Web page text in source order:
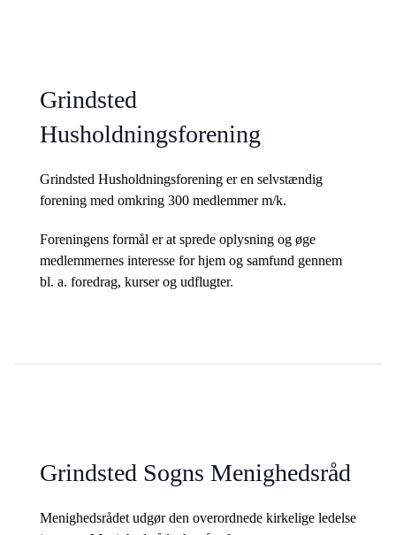
Grindsted
Husholdningsforening
Grindsted Husholdningsforening er en selvstændig
forening med omkring 300 medlemmer m/k.
Foreningens formål er at sprede oplysning og øge
medlemmernes interesse for hjem og samfund gennem
bl. a. foredrag, kurser og udflugter.
Grindsted Sogns Menighedsråd
Menighedsrådet udgør den overordnede kirkelige ledelse